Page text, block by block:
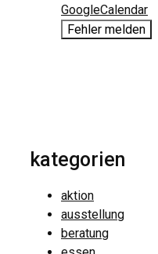
GoogleCalendar
Fehler melden
kategorien
aktion
ausstellung
beratung